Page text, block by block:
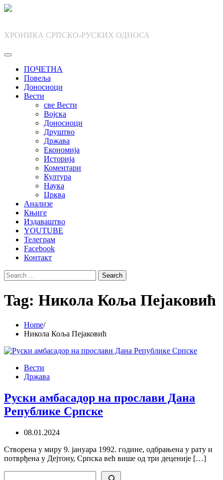
Skip
ХРОНИКА СРПСКО-РУСКИХ ОДНОСА
ПОЧЕТНА
Повеља
Доносиоци
Вести
све Вести
Војска
Доносиоци
Друштво
Држава
Економија
Историја
Коментари
Култура
Наука
Црква
Анализе
Књиге
Издаваштво
YOUTUBE
Телеграм
Facebook
Контакт
Search
for:
Tag: Никола Коља Пејаковић
Home
Никола Коља Пејаковић
Вести
Држава
Руски амбасадор на прослави Дана
Републике Српске
08.01.2024
Створена у миру 9. јануара 1992. године, одбрањена у рату и
потврђена у Дејтону, Српска већ више од три деценије […]